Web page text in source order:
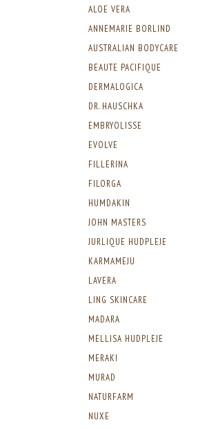
ALOE VERA
ANNEMARIE BORLIND
AUSTRALIAN BODYCARE
BEAUTE PACIFIQUE
DERMALOGICA
DR. HAUSCHKA
EMBRYOLISSE
EVOLVE
FILLERINA
FILORGA
HUMDAKIN
JOHN MASTERS
JURLIQUE HUDPLEJE
KARMAMEJU
LAVERA
LING SKINCARE
MADARA
MELLISA HUDPLEJE
MERAKI
MURAD
NATURFARM
NUXE